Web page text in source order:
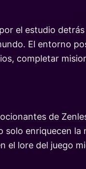
el estudio
El entorno
completar
de
enriquecen
el lore del juego